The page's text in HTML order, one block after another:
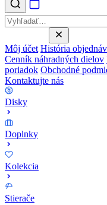
Môj účet História
Cenník náhradných dielov
poriadok Obchodné
Kontaktujte nás
Disky
Doplnky
Kolekcia
Stierače